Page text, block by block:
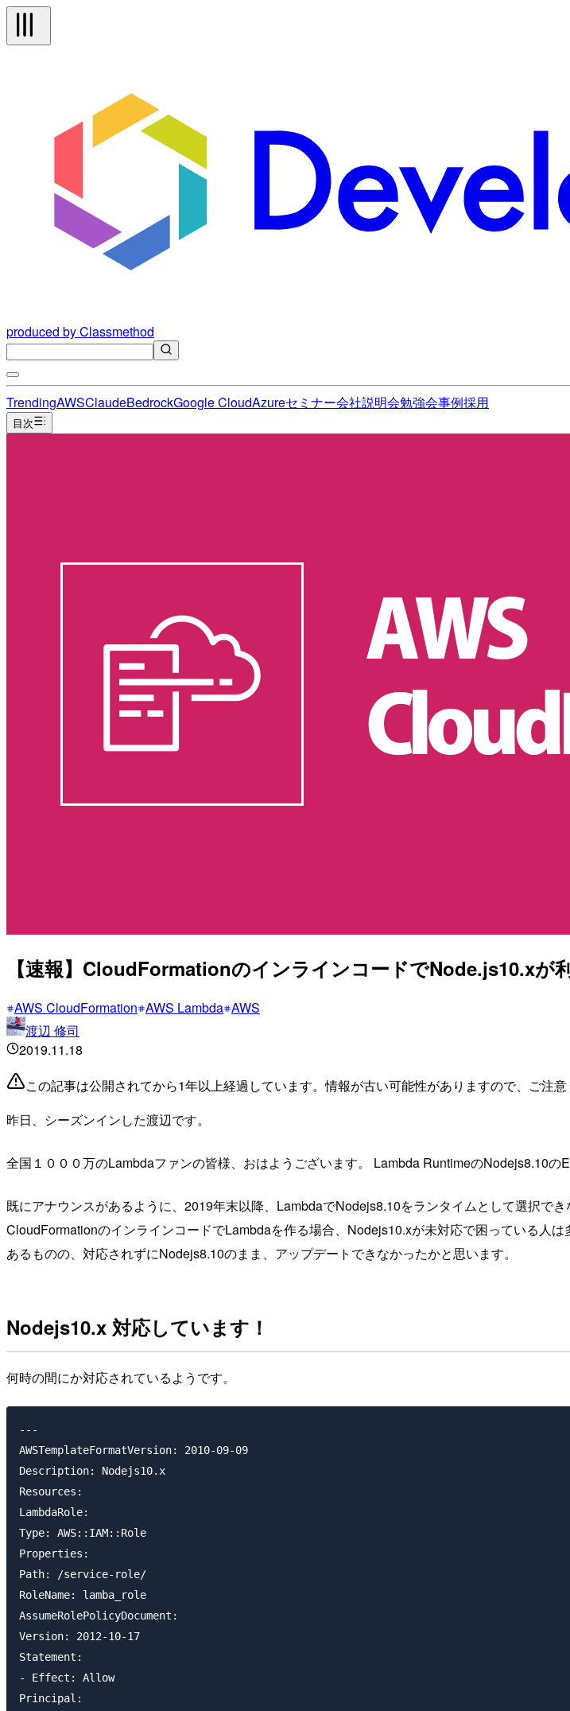
produced by Classmethod
TrendingAWSClaudeBedrockGoogle CloudAzureセミナー会社説明会勉強会事例採用
目次
【速報】CloudFormationのインラインコードでNode.js10.xが
AWS CloudFormation AWS Lambda AWS
渡辺 修司
2019.11.18
この記事は公開されてから1年以上経過しています。情報が古い可能性がありますので、ご注意
昨日、シーズンインした渡辺です。
全国１０００万のLambdaファンの皆様、おはようございます。 Lambda RuntimeのNodejs8.10の
既にアナウンスがあるように、2019年末以降、LambdaでNodejs8.10をランタイムとして選択で
CloudFormationのインラインコードでLambdaを作る場合、Nodejs10.xが未対応で困っている人
あるものの、対応されずにNodejs8.10のまま、アップデートできなかったかと思います。
Nodejs10.x 対応しています！
何時の間にか対応されているようです。
---
AWSTemplateFormatVersion: 2010-09-09
Description: Nodejs10.x
Resources:
LambdaRole:
Type: AWS::IAM::Role
Properties:
Path: /service-role/
RoleName: lamba_role
AssumeRolePolicyDocument:
Version: 2012-10-17
Statement:
- Effect: Allow
Principal: